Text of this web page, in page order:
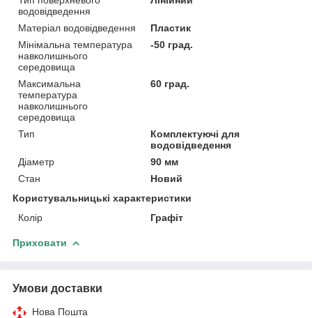
водовідведення
Матеріал водовідведення
Пластик
Мінімальна температура
навколишнього
середовища
-50 град.
Максимальна
температура
навколишнього
середовища
60 град.
Тип
Комплектуючі для
водовідведення
Діаметр
90 мм
Стан
Новий
Користувальницькі характеристики
Колір
Графіт
Приховати
Умови доставки
Нова Пошта